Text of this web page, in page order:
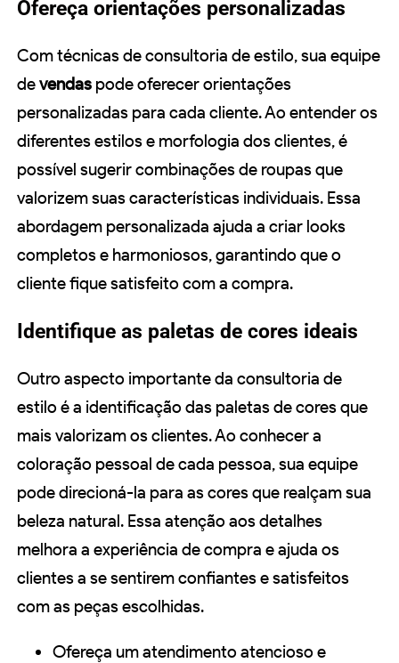
Ofereça orientações personalizadas
Com técnicas de consultoria de estilo, sua equipe
devendas pode oferecer orientações
personalizadas para cada cliente. Ao entender os
diferentes estilos e morfologia dos clientes, é
possível sugerir combinações de roupas que
valorizem suas características individuais. Essa
abordagem personalizada ajuda a criar looks
completos e harmoniosos, garantindo que o
cliente fique satisfeito com a compra.
Identifique as paletas de cores ideais
Outro aspecto importante da consultoria de
estilo é a identificação das paletas de cores que
mais valorizam os clientes. Ao conhecer a
coloração pessoal de cada pessoa, sua equipe
pode direcioná-la para as cores que realçam sua
beleza natural. Essa atenção aos detalhes
melhora a experiência de compra e ajuda os
clientes a se sentirem confiantes e satisfeitos
com as peças escolhidas.
Ofereça um atendimento atencioso e